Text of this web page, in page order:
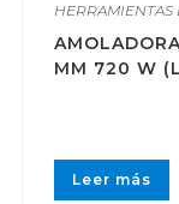
HERRAMIENTAS
MM 720 W
Leer más